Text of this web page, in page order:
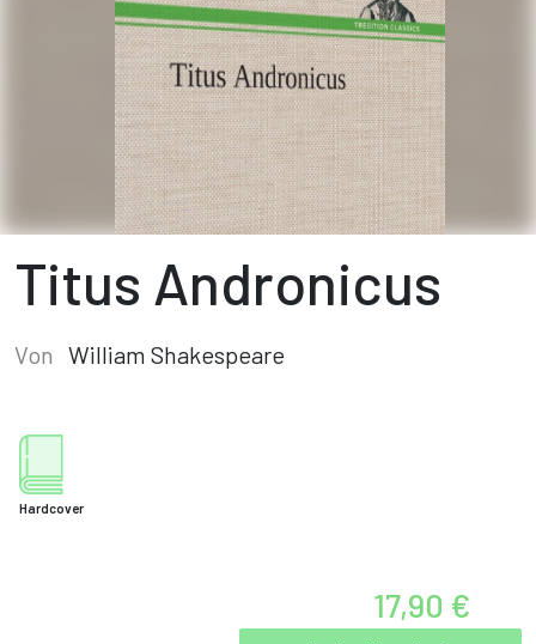
Titus Andronicus
Von William Shakespeare
Hardcover
17,90 €